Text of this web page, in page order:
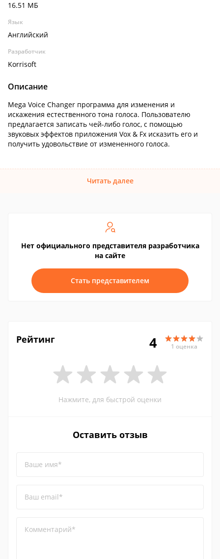
16.51 МБ
Язык
Английский
Разработчик
Korrisoft
Описание
Mega Voice Changer программа для изменения и
искажения естественного тона голоса. Пользователю
предлагается записать чей-либо голос, с помощью
звуковых эффектов приложения Vox & Fx исказить его и
получить удовольствие от измененного голоса.
Читать далее
Нет официального представителя разработчика
на сайте
Стать представителем
Рейтинг 4 1 оценка
Нажмите, для быстрой оценки
Оставить отзыв
Ваше имя*
Ваш email*
Комментарий*